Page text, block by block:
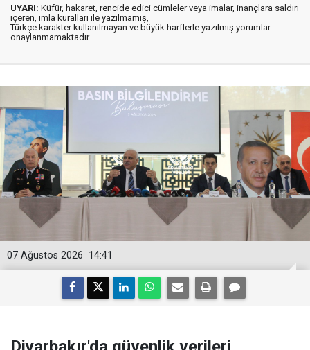
UYARI: Küfür, hakaret, rencide edici cümleler veya imalar, inançlara saldırı
içeren, imla kuralları ile yazılmamış,
Türkçe karakter kullanılmayan ve büyük harflerle yazılmış yorumlar
onaylanmamaktadır.
14:41
07 Ağustos 2026